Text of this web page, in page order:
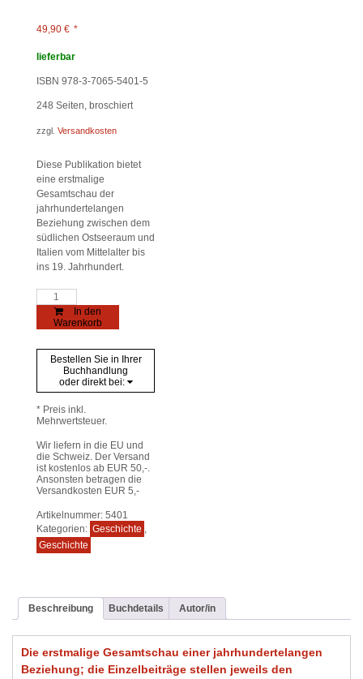
49,90 € *
lieferbar
ISBN 978-3-7065-5401-5
248 Seiten, broschiert
zzgl. Versandkosten
Diese Publikation bietet
eine erstmalige
Gesamtschau der
jahrhundertelangen
Beziehung zwischen dem
südlichen Ostseeraum und
Italien vom Mittelalter bis
ins 19. Jahrhundert.
Von
Preußenland
nach
Italien
In den
Warenkorb
Bestellen Sie in Ihrer
Buchhandlung
oder direkt bei:
* Preis inkl.
Mehrwertsteuer.
Wir liefern in die EU und
die Schweiz. Der Versand
ist kostenlos ab EUR 50,-.
Ansonsten betragen die
Versandkosten EUR 5,-
Artikelnummer: 5401
Kategorien: Geschichte
Geschichte
Beschreibung Buchdetails Autor/in
Die erstmalige Gesamtschau einer jahrhundertelangen
Beziehung; die Einzelbeiträge stellen jeweils den